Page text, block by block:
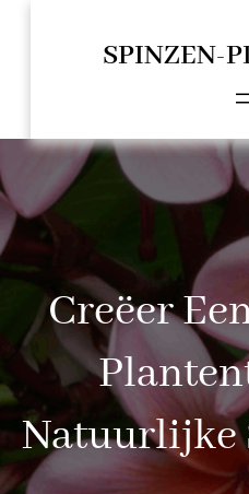
SPINZEN-
Creëer
Natuurlijke